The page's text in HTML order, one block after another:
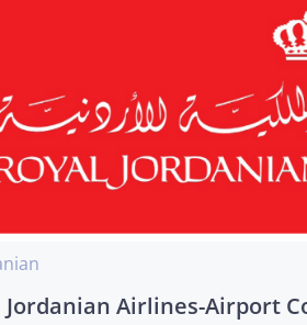
Jordanian Airlines-Airport